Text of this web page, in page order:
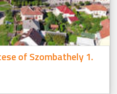
of Szombathely 1.